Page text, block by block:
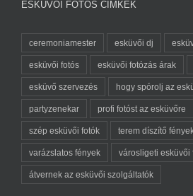
ESKÜVŐI FOTÓS CÍMKÉK
ceremoniamester esküvői dj
esküvői fotós esküvői fotózás árak
esküvő szervezés hogy spórolj az
partyzenekar profi fotóst az esküvőre
szép esküvői fotók terem díszítő
varázslatos fények városligeti esküvői
átvernek az esküvői szolgáltatók